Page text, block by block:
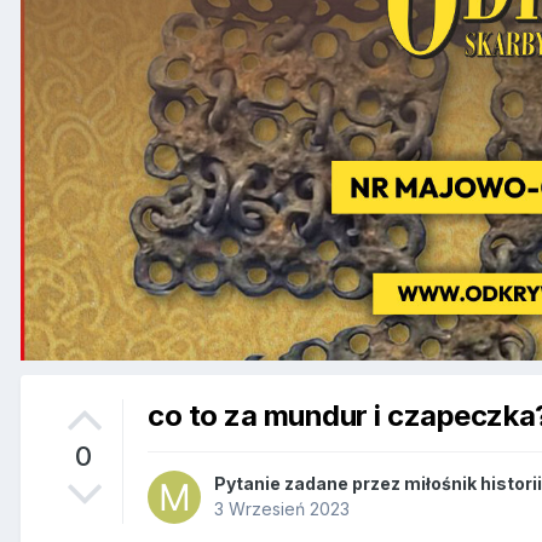
0
co to za mundur i
Pytanie zadane przez miłośnik historii
3 Wrzesień 2023